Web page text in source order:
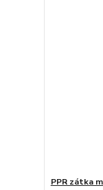
PPR zátka